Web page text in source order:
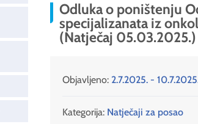
Odluka o poništenju
specijalizanata iz
(Natječaj 05.03.2025.)
Objavljeno: 2.7.2025. -
Kategorija: Natječaji za posao